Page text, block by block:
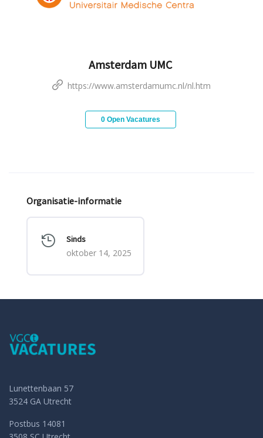
Amsterdam UMC
https://www.amsterdamumc.nl/nl.htm
0 Open Vacatures
Organisatie-informatie
Sinds
oktober 14, 2025
Lunettenbaan 57
3524 GA Utrecht
Postbus 14081